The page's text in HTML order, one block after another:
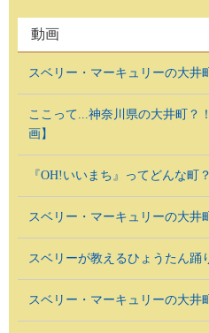
動画
スベリー・マーキュリーの大井
ここって...神奈川県の大井町？
画】
『OH!いいまち』ってどんな町？
スベリー・マーキュリーの大井
スベリーが教えるひょうたん踊
スベリー・マーキュリーの大井